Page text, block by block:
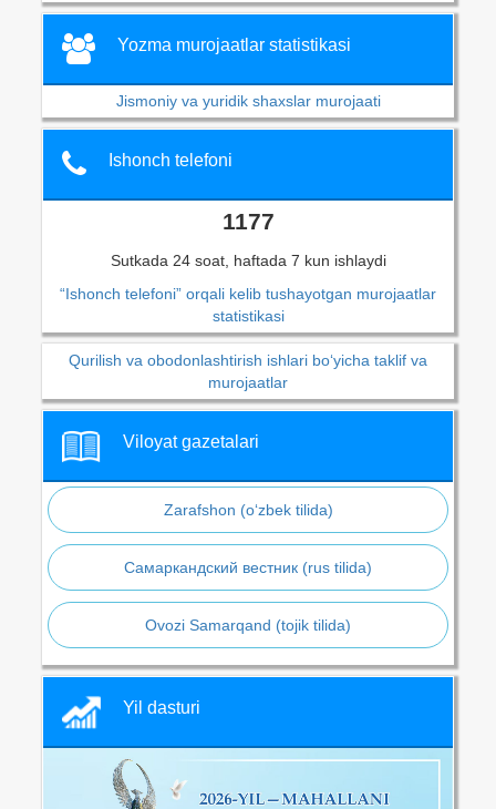
Yozma murojaatlar statistikasi
Jismoniy va yuridik shaxslar murojaati
Ishonch telefoni
1177
Sutkada 24 soat, haftada 7 kun ishlaydi
“Ishonch telefoni” orqali kelib tushayotgan murojaatlar
statistikasi
Qurilish va obodonlashtirish ishlari bo‘yicha taklif va
murojaatlar
Viloyat gazetalari
Zarafshon (o‘zbek tilida)
Самаркандский вестник (rus tilida)
Ovozi Samarqand (tojik tilida)
Yil dasturi